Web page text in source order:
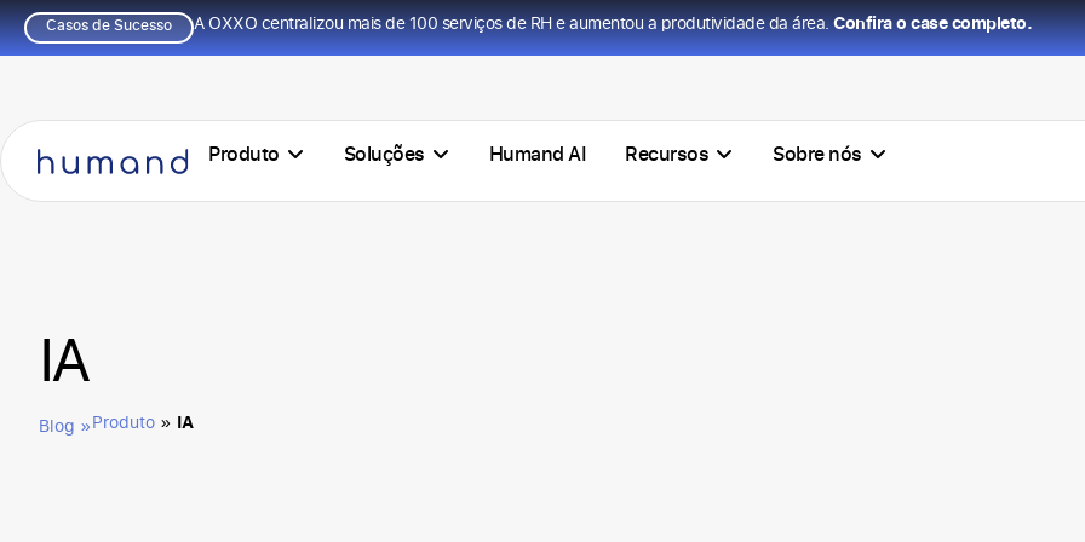
Casos de Sucesso A OXXO centralizou mais de 100 serviços de RH e aumentou a produtividade da área.Confira o case completo.
Produto Soluções Humand AI Recursos Sobre nós
IA
Blog »Produto » IA